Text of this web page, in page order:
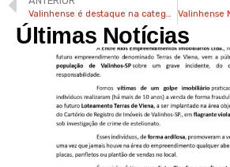
Valinhense é destaque na categoria Veteranos em tênis de mesa
Últimas Notícias